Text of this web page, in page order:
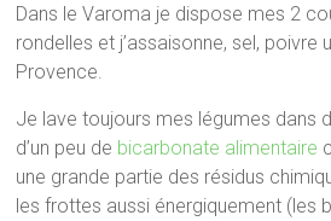
Dans le Varoma je dispose mes 2
rondelles et j’assaisonne, sel, poivre
Provence.
Je lave toujours mes légumes dans
d’un peu de bicarbonate alimentaire
une grande partie des résidus
les frottes aussi énergiquement (les